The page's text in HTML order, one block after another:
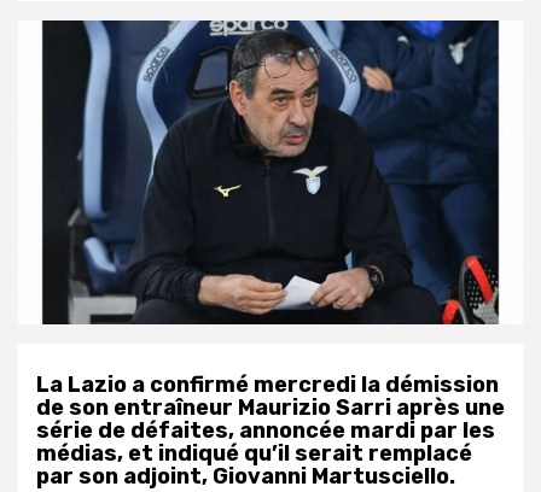
La Lazio a confirmé mercredi la démission
de son entraîneur Maurizio Sarri après une
série de défaites, annoncée mardi par les
médias, et indiqué qu’il serait remplacé
par son adjoint, Giovanni Martusciello.